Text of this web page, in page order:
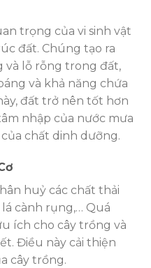
trọng của vi sinh vật
đất. Chúng tạo ra
và lỗ rỗng trong đất,
và khả năng chứa
đất trở nên tốt hơn
nhập của nước mưa
chất dinh dưỡng.
huỷ các chất thải
cành rụng,… Quá
ích cho cây trồng và
Điều này cải thiện
cây trồng.